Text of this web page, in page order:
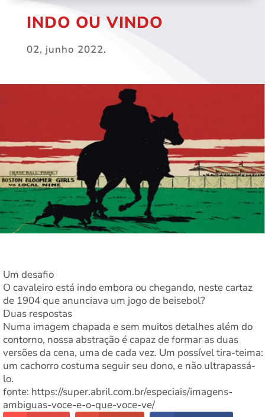
INDO OU VINDO
02, junho 2022.
Um desafio
O cavaleiro está indo embora ou chegando, neste cartaz
de 1904 que anunciava um jogo de beisebol?
Duas respostas
Numa imagem chapada e sem muitos detalhes além do
contorno, nossa abstração é capaz de formar as duas
versões da cena, uma de cada vez. Um possível tira-teima:
um cachorro costuma seguir seu dono, e não ultrapassá-
lo.
fonte: https://super.abril.com.br/especiais/imagens-
ambiguas-voce-e-o-que-voce-ve/